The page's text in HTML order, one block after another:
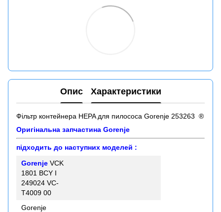
Опис Характеристики
Фільтр контейнера HEPA для пилососа Gorenje 253263 ®
Оригінальна запчастина Gorenje
підходить до наступних моделей :
Gorenje VCK
1801 BCY I
249024 VC-
T4009 00
Gorenje